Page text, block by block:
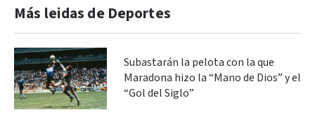
Más leidas de Deportes
Subastarán la pelota con la que
Maradona hizo la “Mano de Dios” y el
“Gol del Siglo”